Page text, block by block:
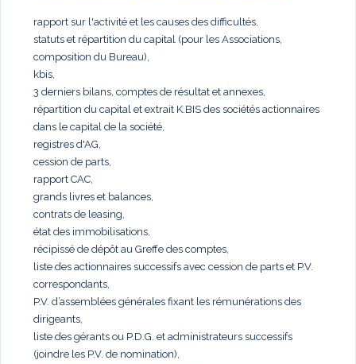
rapport sur l'activité et les causes des difficultés,
statuts et répartition du capital (pour les Associations,
composition du Bureau),
kbis,
3 derniers bilans, comptes de résultat et annexes,
répartition du capital et extrait K.BIS des sociétés actionnaires
dans le capital de la société,
registres d'AG,
cession de parts,
rapport CAC,
grands livres et balances,
contrats de leasing,
état des immobilisations,
récipissé de dépôt au Greffe des comptes,
liste des actionnaires successifs avec cession de parts et P.V.
correspondants,
P.V. d’assemblées générales fixant les rémunérations des
dirigeants,
liste des gérants ou P.D.G. et administrateurs successifs
(joindre les P.V. de nomination),